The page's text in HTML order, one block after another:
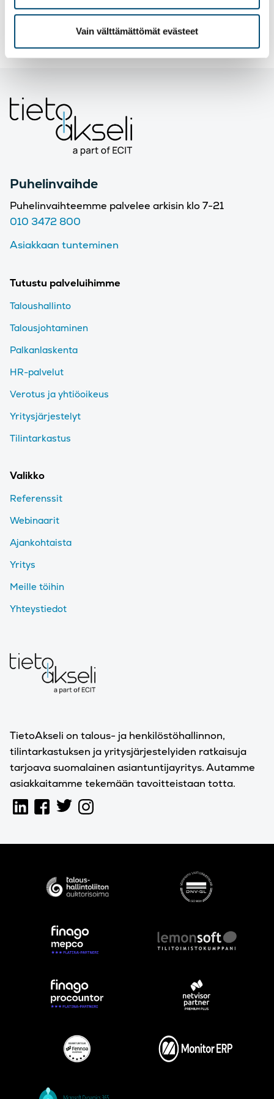
Vain välttämättömät evästeet
TietoAkseli on talous- ja henkilöstöhallinnon,
tilintarkastuksen ja yritysjärjestelyiden ratkaisuja
tarjoava suomalainen asiantuntijayritys. Autamme
asiakkaitamme tekemään tavoitteistaan totta.
Puhelinvaihde
Puhelinvaihteemme palvelee arkisin klo 7-21
010 3472 800
Asiakkaan tunteminen
Tutustu palveluihimme
Taloushallinto
Talousjohtaminen
Palkanlaskenta
HR-palvelut
Verotus ja yhtiöoikeus
Yritysjärjestelyt
Tilintarkastus
Valikko
Referenssit
Webinaarit
Ajankohtaista
Yritys
Meille töihin
Yhteystiedot